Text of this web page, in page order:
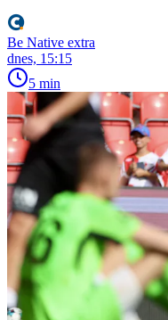
Be Native extra
dnes, 15:15
5 min